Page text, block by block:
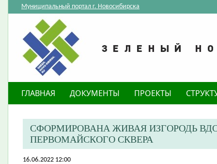
Муниципальный портал г. Новосибирска
ГЛАВНАЯ ДОКУМЕНТЫ ПРОЕКТЫ
СФОРМИРОВАНА ЖИВАЯ ИЗГОРОДЬ
ПЕРВОМАЙСКОГО СКВЕРА
16.06.2022 12:00